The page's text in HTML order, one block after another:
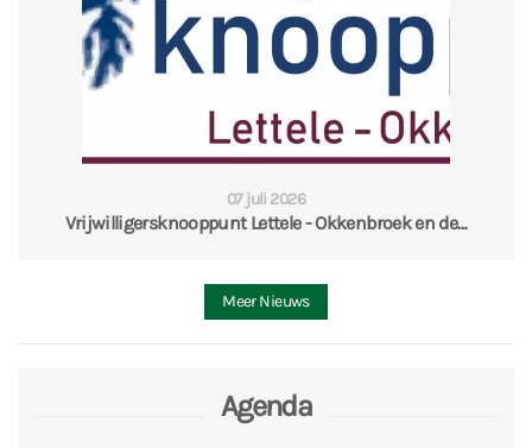
07 juli 2026
Vrijwilligersknooppunt Lettele - Okkenbroek en de…
Meer Nieuws
Agenda